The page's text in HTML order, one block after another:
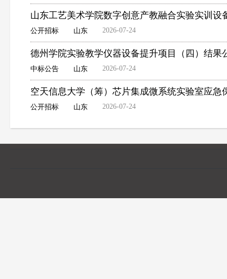
山东工艺美术学院数字创意产教融合实验实训
公开招标 山东 2026-07-24
德州学院实验教学仪器设备提升项目（四）结果
中标公告 山东 2026-07-24
空天信息大学（筹）芯片集成微系统实验室应
公开招标 山东 2026-07-24